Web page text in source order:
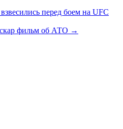
перед боем на UFC
фильм об АТО →